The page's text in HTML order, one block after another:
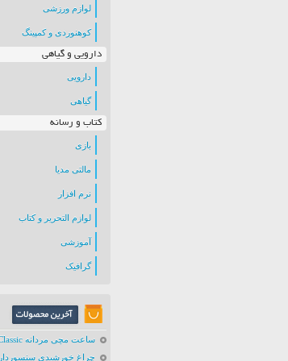
لوازم ورزشی
کوهنوردی و کمپینگ
دارویی و گیاهی
دارویی
گیاهی
کتاب و رسانه
بازی
مالتی مدیا
نرم افزار
لوازم التحریر و کتاب
آموزشی
گرافیک
ساعت مچی مردانه Classic
چراغ خورشیدی سنسوردار PARK